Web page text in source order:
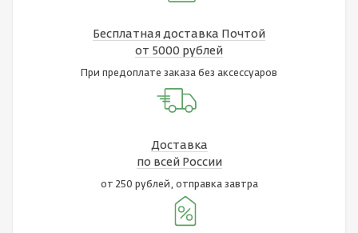
Бесплатная доставка Почтой
от 5000 рублей
При предоплате заказа без аксессуаров
Доставка
по всей России
от 250 рублей, отправка завтра